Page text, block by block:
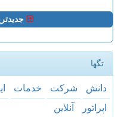
تگها
دانش شركت خدمات
اپراتور
آنلاین